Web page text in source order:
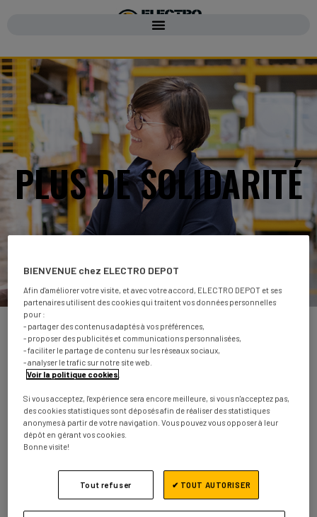
PLUS DE SOLIDARITÉ
DÉCOUVREZ NOS ENGAGEMENTS
ASSOCIATIFS !
BIENVENUE chez ELECTRO DEPOT
Afin d'améliorer votre visite, et avec votre accord, ELECTRO DEPOT et ses
partenaires utilisent des cookies qui traitent vos données personnelles
pour :
- partager des contenus adaptés à vos préférences,
- proposer des publicités et communications personnalisées,
- faciliter le partage de contenu sur les réseaux sociaux,
- analyser le trafic sur notre site web.
Voir la politique cookies
Si vous acceptez, l'expérience sera encore meilleure, si vous n'acceptez pas,
des cookies statistiques sont déposés afin de réaliser des statistiques
anonymes à partir de votre navigation. Vous pouvez vous opposer à leur
dépôt en gérant vos cookies.
Bonne visite!
Tout refuser ✔ TOUT AUTORISER